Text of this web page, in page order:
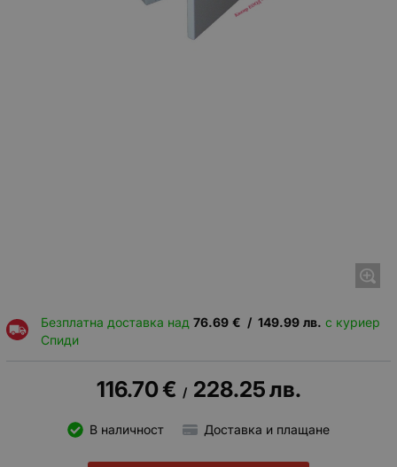
Безплатна доставка над 76.69 € / 149.99 лв. с куриер
Спиди
116.70€ / 228.25лв.
В наличност Доставка и плащане